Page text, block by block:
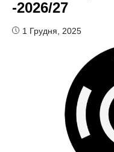
-2026/27
1 Грудня, 2025